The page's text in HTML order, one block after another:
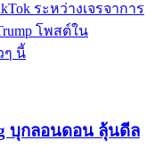
ระหว่างเจรจาการ
โพสต์ใน
ๆ นี้
บุกลอนดอน ลุ้นดีล